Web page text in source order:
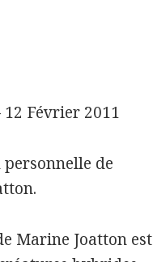
12 Février 2011
de
Marine Joatton est